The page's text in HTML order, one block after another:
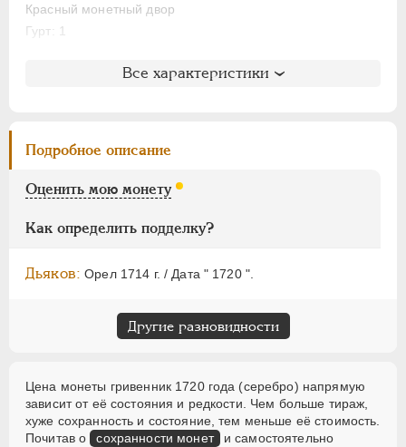
Красный монетный двор
Гурт: 1
Литература и редкость
Дьяков: не вошла в описание
Дьяков ЗС
Семёнов: не вошла в описание
Гиль : точка
Все характеристики
Подробное описание
Оценить мою монету
Как определить подделку?
Дьяков: Орел 1714 г. / Дата " 1720 ".
Другие разновидности
Цена монеты гривенник 1720 года (серебро) напрямую
зависит от её состояния и редкости. Чем больше тираж,
хуже сохранность и состояние, тем меньше её стоимость.
Почитав о сохранности монет и самостоятельно
АННА ИОАННОВНА 1730-1740
1741-1762
ПАВЕЛ I
НИКОЛАЙ I 1826-1855
АЛЕКСАНДР II
НИКОЛАЙ II 1894-1917
ИНОСТРАННЫЕ 1768-1918